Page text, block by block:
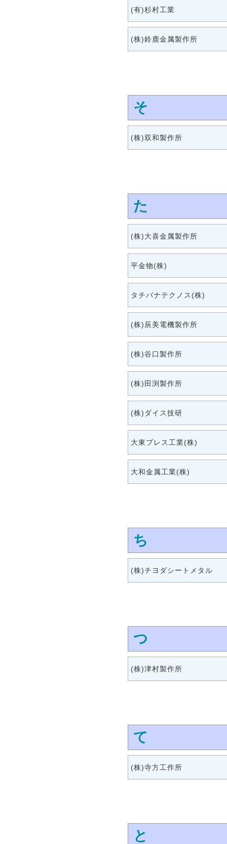
(有)杉村工業
(株)鈴鹿金属製作所
そ
(株)双和製作所
た
(株)大喜金属製作所
平金物(株)
タチバナテクノス(株)
(株)辰美電機製作所
(株)谷口製作所
(株)田渕製作所
(株)ダイス技研
大東プレス工業(株)
大和金属工業(株)
ち
(株)チヨダシートメタル
つ
(株)津村製作所
て
(株)寺方工作所
と